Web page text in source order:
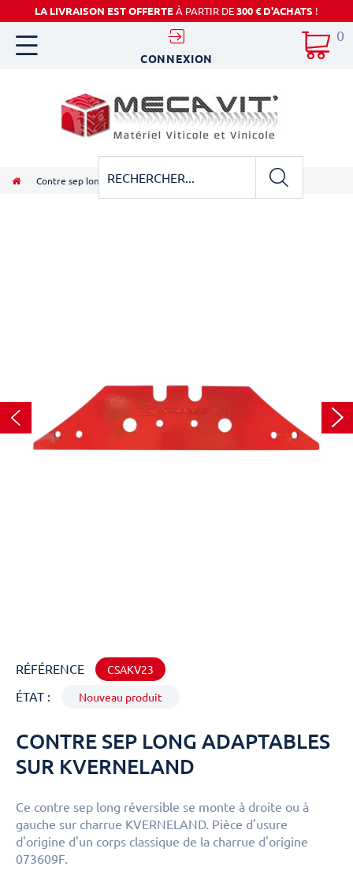
LA LIVRAISON EST OFFERTEÀ PARTIR DE300 € D'ACHATS !
0
CONNEXION
Contre sep long adaptables sur KVERNELAND
RÉFÉRENCE CSAKV23
ÉTAT : Nouveau produit
CONTRE SEP LONG ADAPTABLES
SUR KVERNELAND
Ce contre sep long réversible se monte à droite ou à
gauche sur charrue KVERNELAND. Pièce d'usure
d'origine d'un corps classique de la charrue d'origine
073609F.